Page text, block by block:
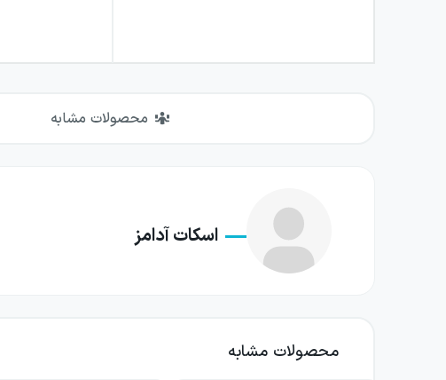
محصولات مشابه
اسکات آدامز
محصولات مشابه